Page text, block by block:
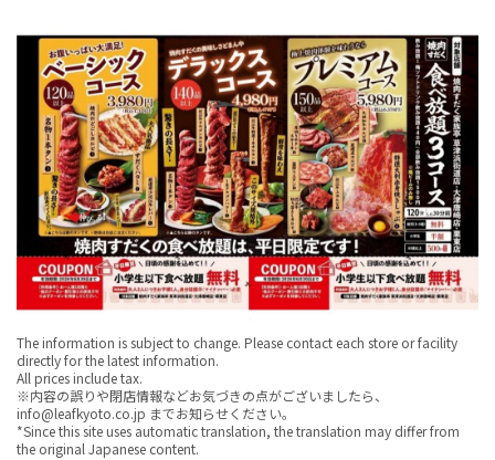
The information is subject to change. Please contact each store or facility
directly for the latest information.
All prices include tax.
※内容の誤りや閉店情報などお気づきの点がございましたら、
info@leafkyoto.co.jp までお知らせください。
*Since this site uses automatic translation, the translation may differ from
the original Japanese content.